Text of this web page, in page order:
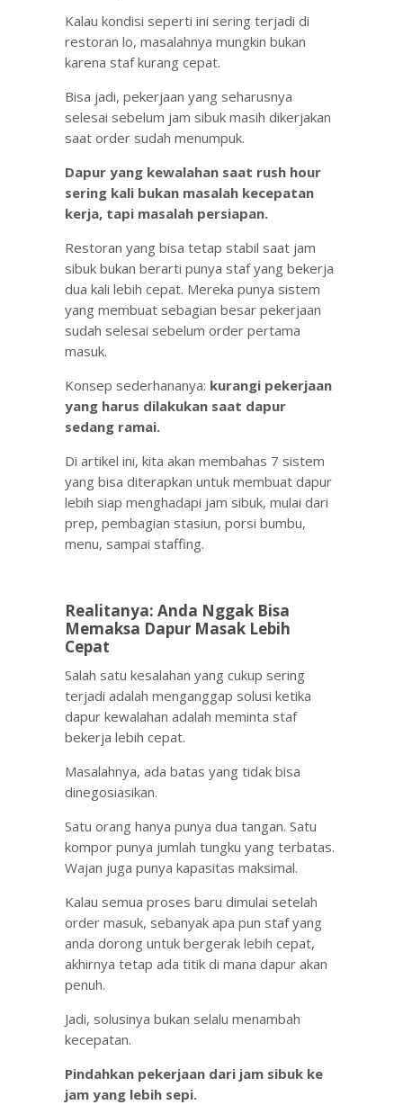
Kalau kondisi seperti ini sering terjadi di
restoran lo, masalahnya mungkin bukan
karena staf kurang cepat.
Bisa jadi, pekerjaan yang seharusnya
selesai sebelum jam sibuk masih dikerjakan
saat order sudah menumpuk.
Dapur yang kewalahan saat rush hour
sering kali bukan masalah kecepatan
kerja, tapi masalah persiapan.
Restoran yang bisa tetap stabil saat jam
sibuk bukan berarti punya staf yang bekerja
dua kali lebih cepat. Mereka punya sistem
yang membuat sebagian besar pekerjaan
sudah selesai sebelum order pertama
masuk.
Konsep sederhananya: kurangi pekerjaan
yang harus dilakukan saat dapur
sedang ramai.
Di artikel ini, kita akan membahas 7 sistem
yang bisa diterapkan untuk membuat dapur
lebih siap menghadapi jam sibuk, mulai dari
prep, pembagian stasiun, porsi bumbu,
menu, sampai staffing.
Realitanya: Anda Nggak Bisa
Memaksa Dapur Masak Lebih
Cepat
Salah satu kesalahan yang cukup sering
terjadi adalah menganggap solusi ketika
dapur kewalahan adalah meminta staf
bekerja lebih cepat.
Masalahnya, ada batas yang tidak bisa
dinegosiasikan.
Satu orang hanya punya dua tangan. Satu
kompor punya jumlah tungku yang terbatas.
Wajan juga punya kapasitas maksimal.
Kalau semua proses baru dimulai setelah
order masuk, sebanyak apa pun staf yang
anda dorong untuk bergerak lebih cepat,
akhirnya tetap ada titik di mana dapur akan
penuh.
Jadi, solusinya bukan selalu menambah
kecepatan.
Pindahkan pekerjaan dari jam sibuk ke
jam yang lebih sepi.